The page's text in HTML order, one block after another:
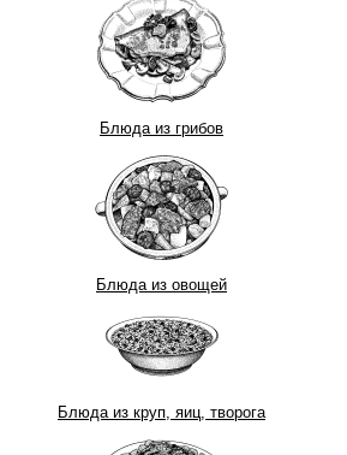
Блюда из грибов
Блюда из овощей
Блюда из круп, яиц, творога